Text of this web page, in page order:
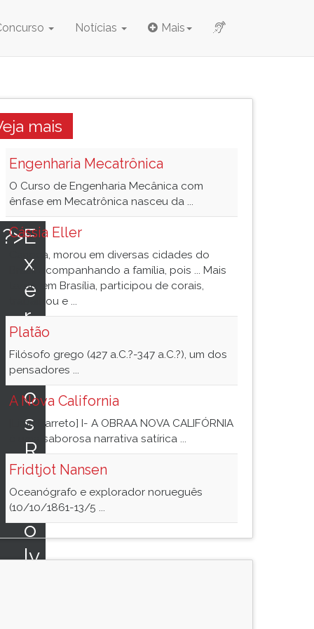
Notícias Mais
E
x
e
r
cí
ci
o
s
R
e
s
o
lv
mais
Engenharia Mecatrônica
O Curso de Engenharia Mecânica com
ênfase em Mecatrônica nasceu da ...
Cássia Eller
Carioca, morou em diversas cidades do
Brasil acompanhando a família, pois ... Mais
tarde, em Brasília, participou de corais,
trabalhou e ...
Platão
Filósofo grego (427 a.C.?-347 a.C.?), um dos
pensadores ...
A Nova California
[Lima Barreto] I- A OBRAA NOVA CALIFÓRNIA
é uma saborosa narrativa satírica ...
Fridtjot Nansen
Oceanógrafo e explorador norueguês
(10/10/1861-13/5 ...